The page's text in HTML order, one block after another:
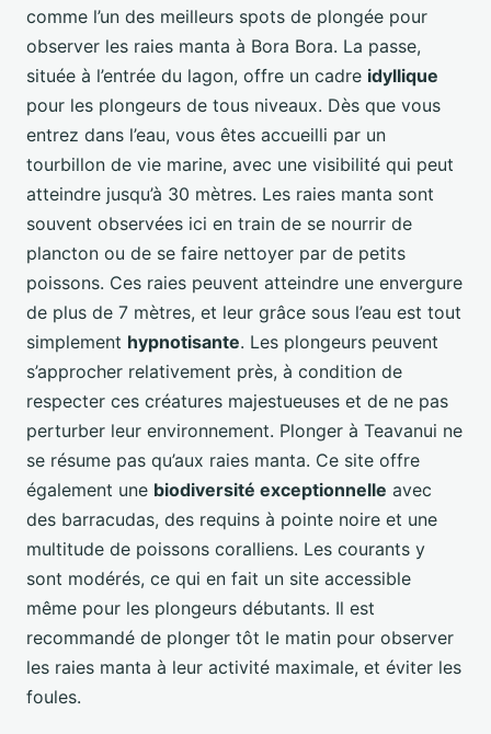
comme l’un des meilleurs spots de plongée pour
observer les raies manta à Bora Bora. La passe,
située à l’entrée du lagon, offre un cadre idyllique
pour les plongeurs de tous niveaux. Dès que vous
entrez dans l’eau, vous êtes accueilli par un
tourbillon de vie marine, avec une visibilité qui peut
atteindre jusqu’à 30 mètres. Les raies manta sont
souvent observées ici en train de se nourrir de
plancton ou de se faire nettoyer par de petits
poissons. Ces raies peuvent atteindre une envergure
de plus de 7 mètres, et leur grâce sous l’eau est tout
simplement hypnotisante. Les plongeurs peuvent
s’approcher relativement près, à condition de
respecter ces créatures majestueuses et de ne pas
perturber leur environnement. Plonger à Teavanui ne
se résume pas qu’aux raies manta. Ce site offre
également une biodiversité exceptionnelle avec
des barracudas, des requins à pointe noire et une
multitude de poissons coralliens. Les courants y
sont modérés, ce qui en fait un site accessible
même pour les plongeurs débutants. Il est
recommandé de plonger tôt le matin pour observer
les raies manta à leur activité maximale, et éviter les
foules.